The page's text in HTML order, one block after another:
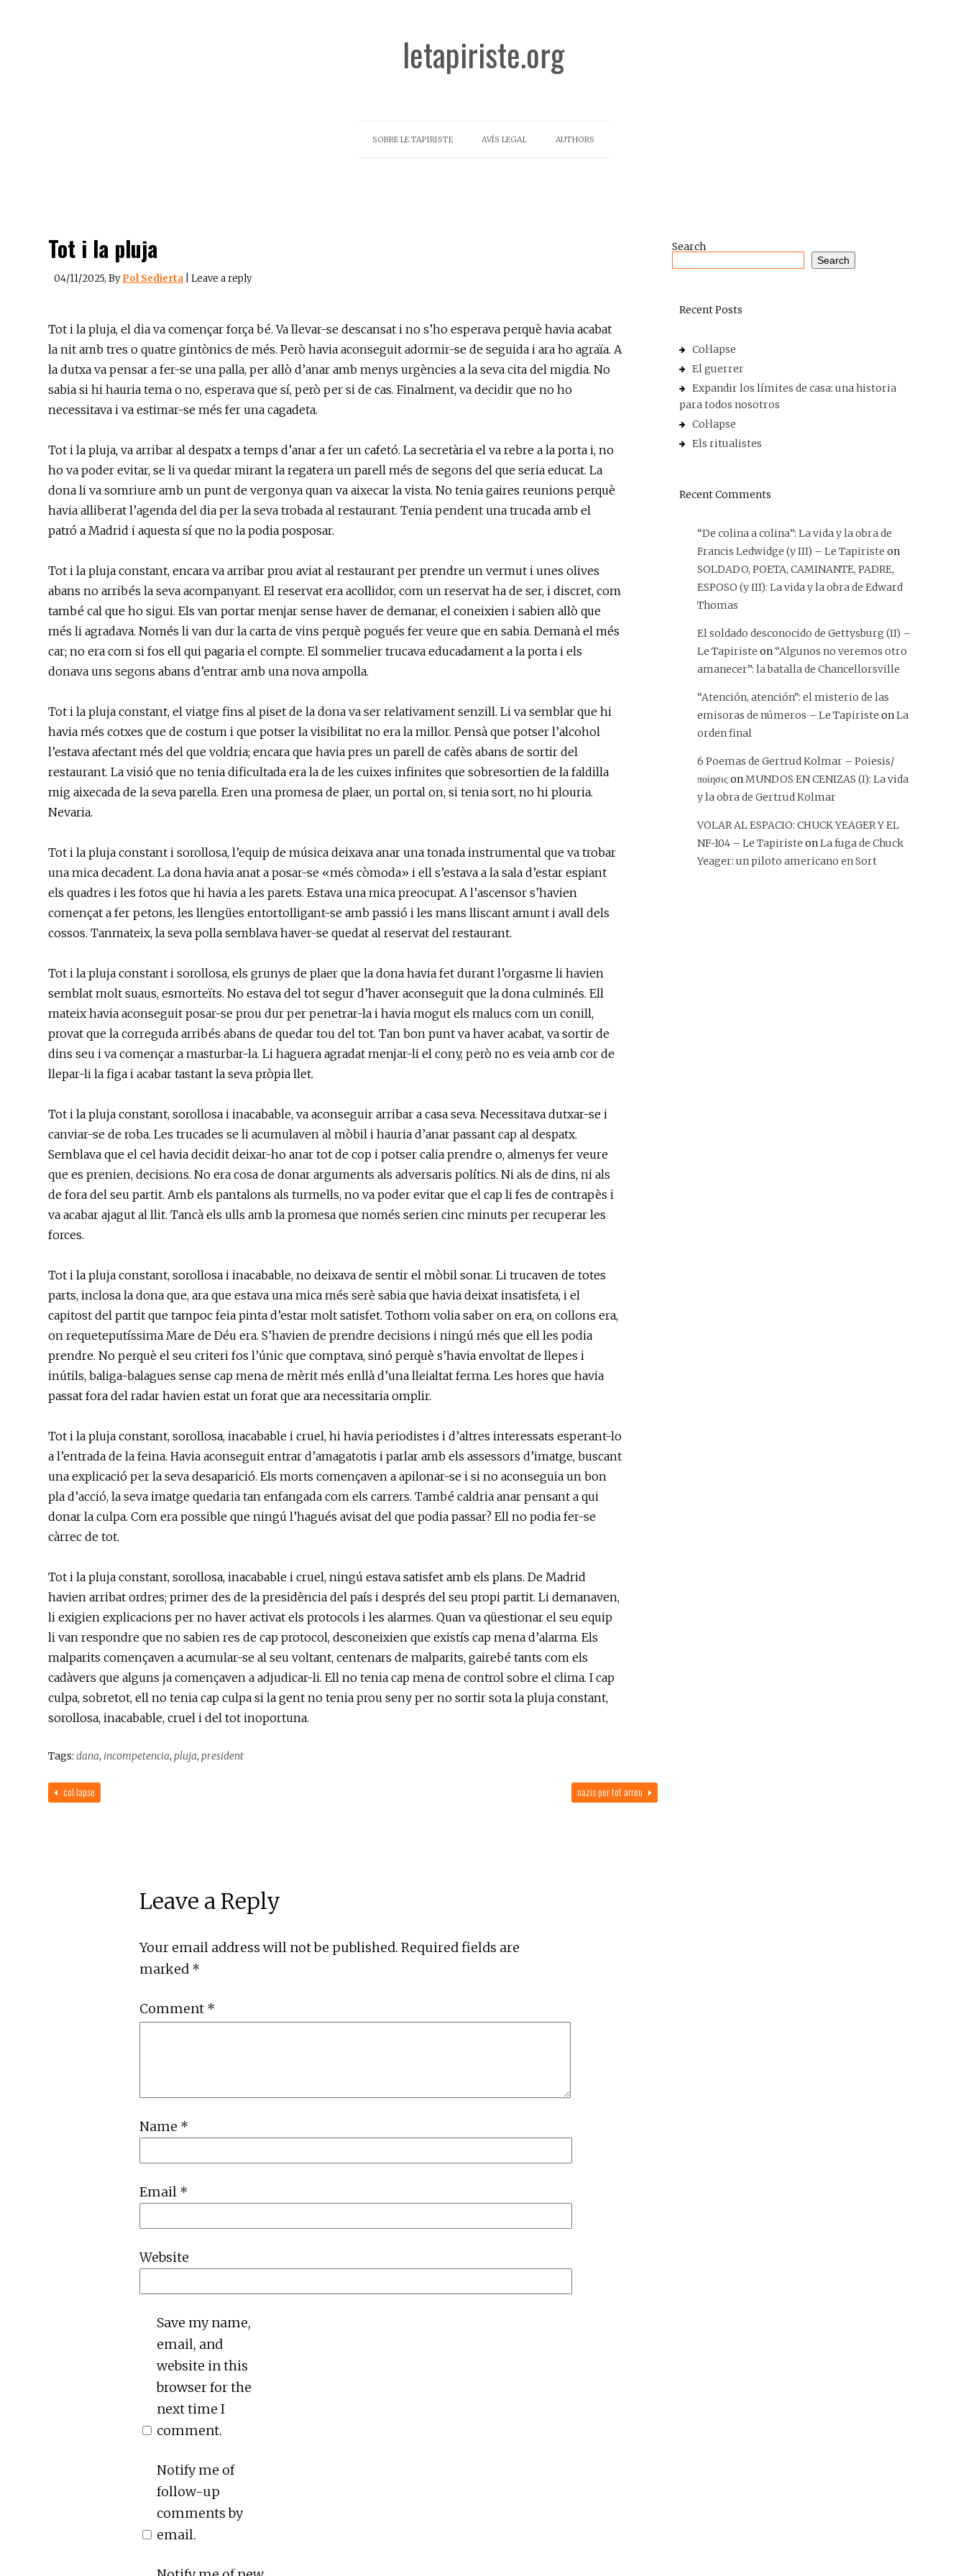
letapiriste.org
SOBRE LE TAPIRISTE AVÍS LEGAL AUTHORS
Tot i la pluja
04/11/2025, ByPol Sedierta Leave a reply
Tot i la pluja, el dia va començar força bé. Va llevar-se descansat i no s’ho esperava perquè havia acabat
la nit amb tres o quatre gintònics de més. Però havia aconseguit adormir-se de seguida i ara ho agraïa. A
la dutxa va pensar a fer-se una palla, per allò d’anar amb menys urgències a la seva cita del migdia. No
sabia si hi hauria tema o no, esperava que sí, però per si de cas. Finalment, va decidir que no ho
necessitava i va estimar-se més fer una cagadeta.
Tot i la pluja, va arribar al despatx a temps d’anar a fer un cafetó. La secretària el va rebre a la porta i, no
ho va poder evitar, se li va quedar mirant la regatera un parell més de segons del que seria educat. La
dona li va somriure amb un punt de vergonya quan va aixecar la vista. No tenia gaires reunions perquè
havia alliberat l’agenda del dia per la seva trobada al restaurant. Tenia pendent una trucada amb el
patró a Madrid i aquesta sí que no la podia posposar.
Tot i la pluja constant, encara va arribar prou aviat al restaurant per prendre un vermut i unes olives
abans no arribés la seva acompanyant. El reservat era acollidor, com un reservat ha de ser, i discret, com
també cal que ho sigui. Els van portar menjar sense haver de demanar, el coneixien i sabien allò que
més li agradava. Només li van dur la carta de vins perquè pogués fer veure que en sabia. Demanà el més
car; no era com si fos ell qui pagaria el compte. El sommelier trucava educadament a la porta i els
donava uns segons abans d’entrar amb una nova ampolla.
Tot i la pluja constant, el viatge fins al piset de la dona va ser relativament senzill. Li va semblar que hi
havia més cotxes que de costum i que potser la visibilitat no era la millor. Pensà que potser l’alcohol
l’estava afectant més del que voldria; encara que havia pres un parell de cafès abans de sortir del
restaurant. La visió que no tenia dificultada era la de les cuixes infinites que sobresortien de la faldilla
mig aixecada de la seva parella. Eren una promesa de plaer, un portal on, si tenia sort, no hi plouria.
Nevaria.
Tot i la pluja constant i sorollosa, l’equip de música deixava anar una tonada instrumental que va trobar
una mica decadent. La dona havia anat a posar-se «més còmoda» i ell s’estava a la sala d’estar espiant
els quadres i les fotos que hi havia a les parets. Estava una mica preocupat. A l’ascensor s’havien
començat a fer petons, les llengües entortolligant-se amb passió i les mans lliscant amunt i avall dels
cossos. Tanmateix, la seva polla semblava haver-se quedat al reservat del restaurant.
Tot i la pluja constant i sorollosa, els grunys de plaer que la dona havia fet durant l’orgasme li havien
semblat molt suaus, esmorteïts. No estava del tot segur d’haver aconseguit que la dona culminés. Ell
mateix havia aconseguit posar-se prou dur per penetrar-la i havia mogut els malucs com un conill,
provat que la correguda arribés abans de quedar tou del tot. Tan bon punt va haver acabat, va sortir de
dins seu i va començar a masturbar-la. Li haguera agradat menjar-li el cony, però no es veia amb cor de
llepar-li la figa i acabar tastant la seva pròpia llet.
Tot i la pluja constant, sorollosa i inacabable, va aconseguir arribar a casa seva. Necessitava dutxar-se i
canviar-se de roba. Les trucades se li acumulaven al mòbil i hauria d’anar passant cap al despatx.
Semblava que el cel havia decidit deixar-ho anar tot de cop i potser calia prendre o, almenys fer veure
que es prenien, decisions. No era cosa de donar arguments als adversaris polítics. Ni als de dins, ni als
de fora del seu partit. Amb els pantalons als turmells, no va poder evitar que el cap li fes de contrapès i
va acabar ajagut al llit. Tancà els ulls amb la promesa que només serien cinc minuts per recuperar les
forces.
Tot i la pluja constant, sorollosa i inacabable, no deixava de sentir el mòbil sonar. Li trucaven de totes
parts, inclosa la dona que, ara que estava una mica més serè sabia que havia deixat insatisfeta, i el
capitost del partit que tampoc feia pinta d’estar molt satisfet. Tothom volia saber on era, on collons era,
on requeteputíssima Mare de Déu era. S’havien de prendre decisions i ningú més que ell les podia
prendre. No perquè el seu criteri fos l’únic que comptava, sinó perquè s’havia envoltat de llepes i
inútils, baliga-balagues sense cap mena de mèrit més enllà d’una lleialtat ferma. Les hores que havia
passat fora del radar havien estat un forat que ara necessitaria omplir.
Tot i la pluja constant, sorollosa, inacabable i cruel, hi havia periodistes i d’altres interessats esperant-lo
a l’entrada de la feina. Havia aconseguit entrar d’amagatotis i parlar amb els assessors d’imatge, buscant
una explicació per la seva desaparició. Els morts començaven a apilonar-se i si no aconseguia un bon
pla d’acció, la seva imatge quedaria tan enfangada com els carrers. També caldria anar pensant a qui
donar la culpa. Com era possible que ningú l’hagués avisat del que podia passar? Ell no podia fer-se
càrrec de tot.
Tot i la pluja constant, sorollosa, inacabable i cruel, ningú estava satisfet amb els plans. De Madrid
havien arribat ordres; primer des de la presidència del país i després del seu propi partit. Li demanaven,
li exigien explicacions per no haver activat els protocols i les alarmes. Quan va qüestionar el seu equip
li van respondre que no sabien res de cap protocol, desconeixien que existís cap mena d’alarma. Els
malparits començaven a acumular-se al seu voltant, centenars de malparits, gairebé tants com els
cadàvers que alguns ja començaven a adjudicar-li. Ell no tenia cap mena de control sobre el clima. I cap
culpa, sobretot, ell no tenia cap culpa si la gent no tenia prou seny per no sortir sota la pluja constant,
sorollosa, inacabable, cruel i del tot inoportuna.
Tags: dana, incompetencia, pluja, president
nazis per tot arreu
col·lapse
Leave a Reply
Your email address will not be published. Required fields are
marked *
Comment *
Name *
Email *
Website
Save my name,
email, and
website in this
browser for the
next time I
comment.
Notify me of
follow-up
comments by
email.
Search
Search
Recent Posts
Col·lapse
El guerrer
Expandir los límites de casa: una historia
para todos nosotros
Col·lapse
Els ritualistes
Recent Comments
“De colina a colina”: La vida y la obra de
Francis Ledwidge (y III) – Le Tapiriste on
SOLDADO, POETA, CAMINANTE, PADRE,
ESPOSO (y III): La vida y la obra de Edward
Thomas
El soldado desconocido de Gettysburg (II) –
Le Tapiriste on“Algunos no veremos otro
amanecer”: la batalla de Chancellorsville
“Atención, atención”: el misterio de las
emisoras de números – Le Tapiriste onLa
orden final
6 Poemas de Gertrud Kolmar – Poiesis/
ποίησις onMUNDOS EN CENIZAS (I): La vida
y la obra de Gertrud Kolmar
VOLAR AL ESPACIO: CHUCK YEAGER Y EL
NF-104 – Le Tapiriste onLa fuga de Chuck
Yeager: un piloto americano en Sort